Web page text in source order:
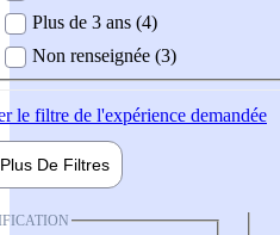
Plus de 3 ans (4)
Non renseignée (3)
le filtre de l'expérience demandée
Plus De Filtres